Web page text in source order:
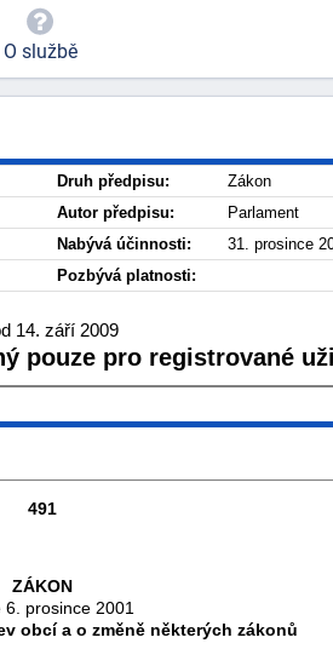
Druh předpisu:
Zákon
Autor předpisu:
Parlament
Nabývá účinnosti:
31. prosince
Pozbývá platnosti:
14. září 2009
pouze pro registrované
491
ZÁKON
6. prosince 2001
obcí a o změně některých zákonů
O službě